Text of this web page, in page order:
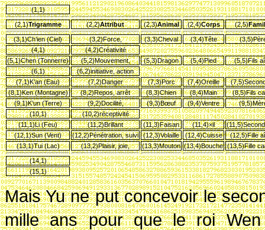
(1,1)
(2,1)Trigramme (2,2)Attribut (2,3)Animal (2,4)Corps (2,5)
(3,1)Ch’ien (Ciel) (3,2)Force, (3,3)Cheval (3,4)Tête (3,5)P
(4,1)
(4,2)Créativité
(5,1)Chen (Tonnerre)
(5,2)Mouvement, (5,3)Dragon (5,4)Pied (5,5)Fils a
(6,1)
(6,2)initiative, action
(7,1)K’an (Eau)
(7,2)Danger (7,3)Porc (7,4)Oreille
(8,1)Ken (Montagne)
(8,2)Repos, arrêt (8,3)Chien (8,4)Main
(8,5)Fils
(9,1)K’un (Terre)
(9,2)Docilité, (9,3)Bœuf (9,4)Ventre (9,5)M
(10,1)
(10,2)réceptivité
(11,1)Li (Feu)
(11,2)Brillant (11,3)Faisan (11,4)×il
(12,1)Sun (Vent)
(12,2)Pénétration, suivi (12,3)Volaille (12,4)Cuisse (12,5)Fille a
(13,1)Tui (Lac)
(13,2)Plaisir, joie, (13,3)Mouton (13,4)Bouche (13,5)Fille
(14,1)
(15,1)
Mais Yu ne put concevoir le
mille ans pour que le roi Wen